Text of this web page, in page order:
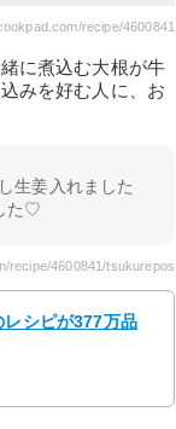
recipe/4600841
に煮込む大根が牛
みを好む人に、お
生姜入れました
た♡
recipe/4600841/tsukurepos
シピが377万品